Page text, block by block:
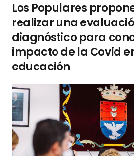
Los Populares
realizar una
diagnóstico para
impacto de la Covid
educación